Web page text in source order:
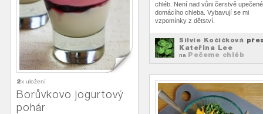
chléb. Není nad vůni čerstvě
domácího chleba. Vybavují se mi
vzpomínky z dětství.
Silvie Kočičková
Kateřina Lee
na Pečeme chléb
2x uložení
Borůvkovo jogurtový
pohár